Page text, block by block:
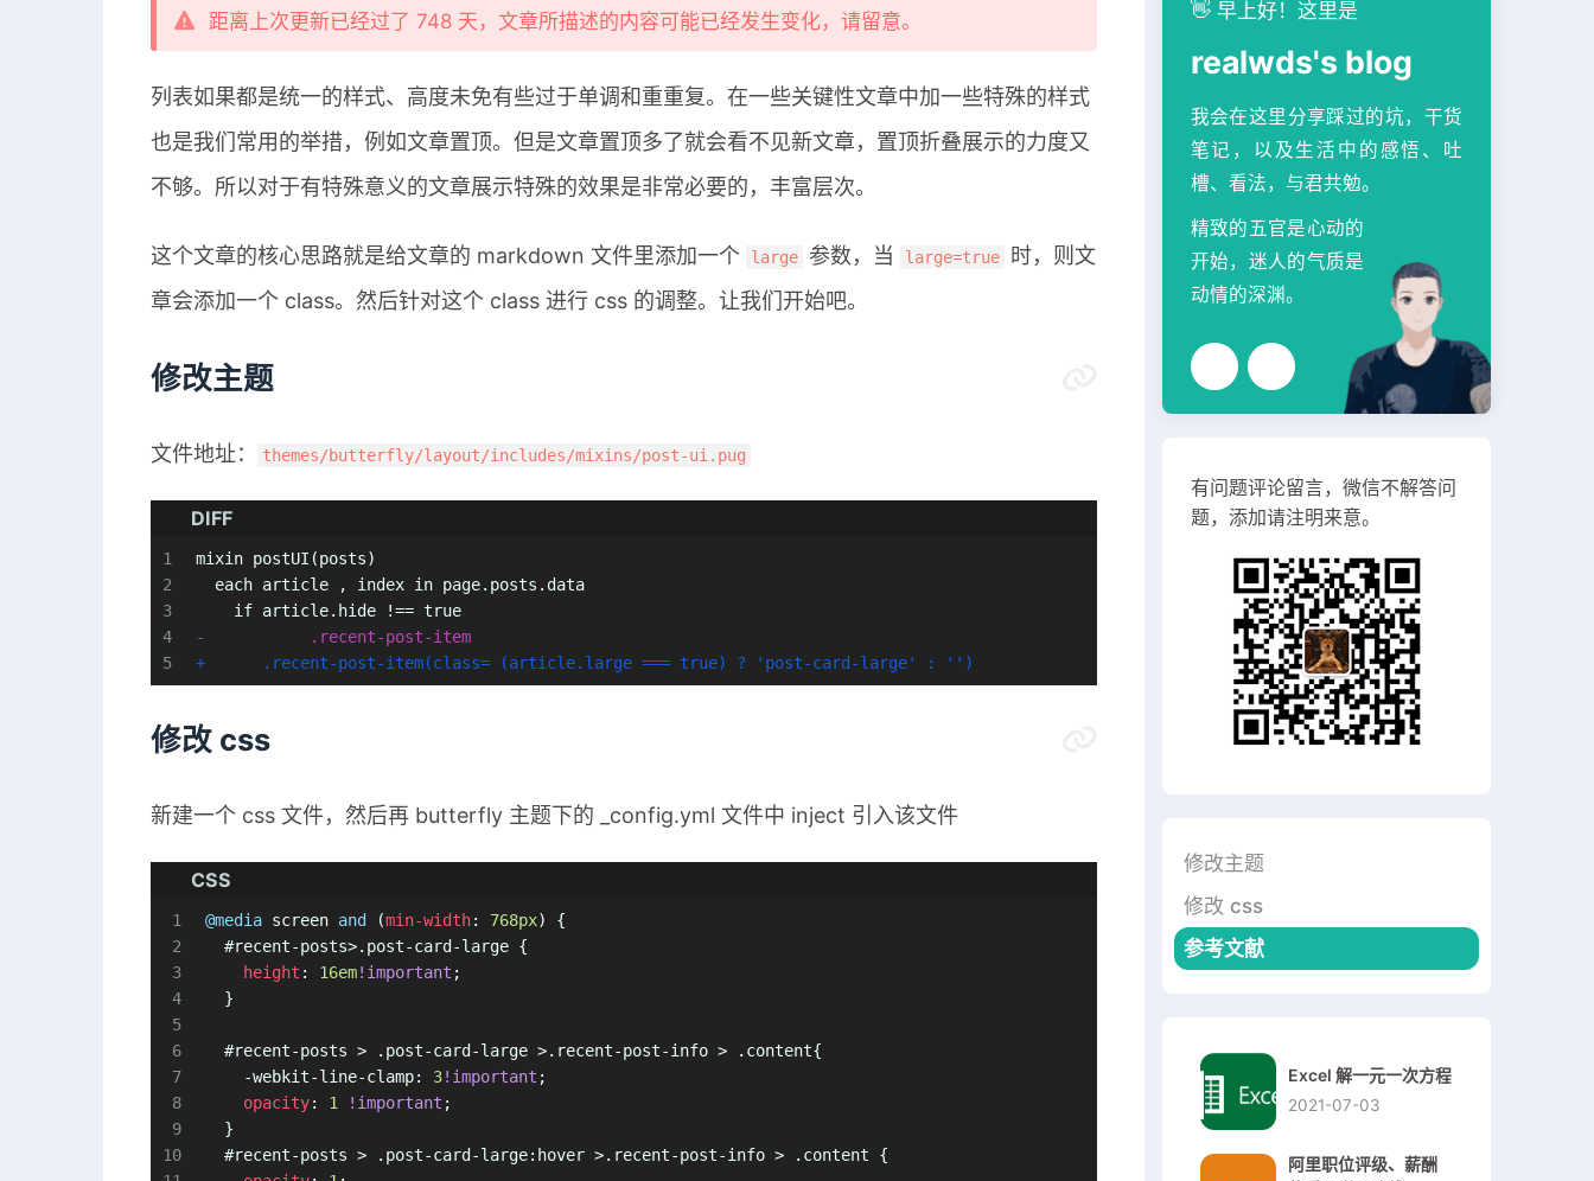
距离上次更新已经过了 748 天，文章所描述的内容可能已经发生变化，请留意。
列表如果都是统一的样式、高度未免有些过于单调和重重复。在一些关键性文章中加一些特殊的样式
也是我们常用的举措，例如文章置顶。但是文章置顶多了就会看不见新文章，置顶折叠展示的力度又
不够。所以对于有特殊意义的文章展示特殊的效果是非常必要的，丰富层次。
这个文章的核心思路就是给文章的 markdown 文件里添加一个 large 参数，当 large=true
时，则文
章会添加一个 class。然后针对这个 class 进行 css 的调整。让我们开始吧。
修改主题
文件地址： themes/butterfly/layout/includes/mixins/post-ui.pug
DIFF
1
2
3
4
5
mixin postUI(posts)
  each article , index in page.posts.data
    if article.hide !== true
-	    .recent-post-item
+      .recent-post-item(class= (article.large === true) ? 'post-card-large' : '')
修改 css
新建一个 css 文件，然后再 butterfly 主题下的 _config.yml 文件中 inject 引入该文件
CSS
1
2
3
4
5
6
7
8
9
10
@media screen and (min-width: 768px) {
#recent-posts>.post-card-large {
height : 16em!important ;
  }
#recent-posts > .post-card-large >.recent-post-info > .content{
    -webkit-
line-clamp: 3!important ;
opacity: 1 !important ;
  }
#recent-posts > .post-card-large:hover >.recent-post-info > .content {
👋 早上好！这里是
realwds's blog
我会在这里分享踩过的坑，干货
笔记，以及生活中的感悟、吐
槽、看法，与君共勉。
精致的五官是心动的
开始，迷人的气质是
动情的深渊。
有问题评论留言，微信不解答问
题，添加请注明来意。
修改主题
修改 css
参考文献
Excel 解一元一次方程
2021-07-03
阿里职位评级、薪酬